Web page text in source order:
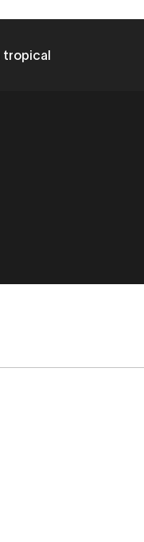
tropical